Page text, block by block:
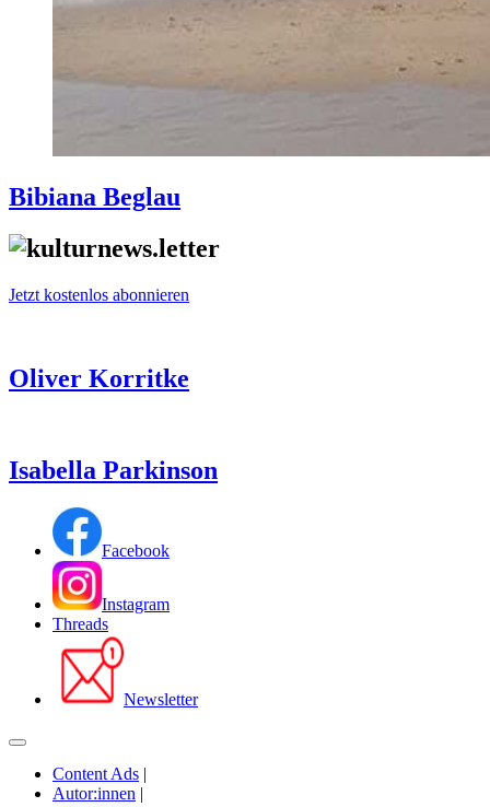
Bibiana Beglau
Jetzt kostenlos abonnieren
Oliver Korritke
Isabella Parkinson
Facebook
Instagram
Threads
Newsletter
Content Ads |
Autor:innen |